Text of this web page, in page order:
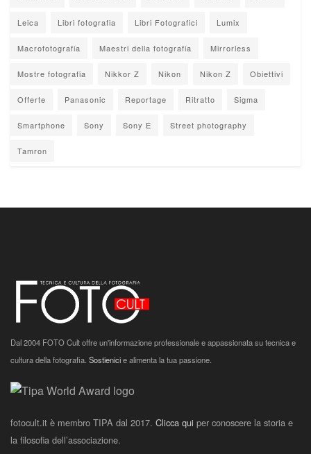
Leica Libri fotografia Libri Fotografici Lumix
Macrofotografia Maestri della fotografia Mirrorless
Mostre fotografia Nikkor Z Nikon Nikon Z Obiettivi
Offerte Panasonic Reportage Ritratto Sigma
Smartphone Sony Sony E Street photography
Tamron
Dal 2004 FOTO Cult offre un'informazione professionale e appassionata su tecnica e
cultura della fotografia. Sostienicie alimenta la tua passione.
fotocult.it è membro TIPA dal 2017. Clicca qui per conoscere la storia e
la filosofia dell’associazione.